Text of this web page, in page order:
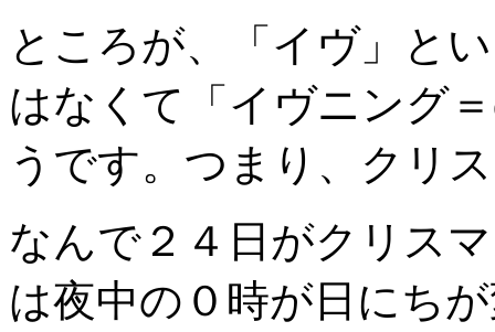
ところが、「イヴ」と
はなくて「イヴニング
うです。つまり、クリ
なんで２４日がクリス
は夜中の０時が日にち